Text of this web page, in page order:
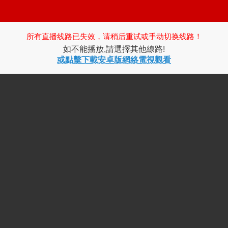
所有直播线路已失效，请稍后重试或手动切换线路！
如不能播放,請選擇其他線路!
或點擊下載安卓版網絡電視觀看